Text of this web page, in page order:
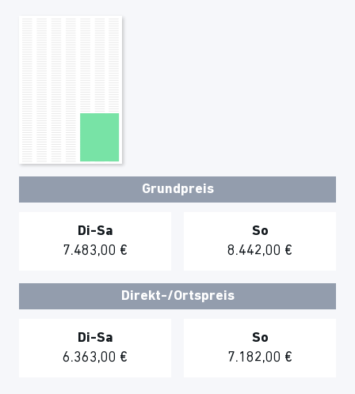
Grundpreis
Di-Sa
7.483,00 €
So
8.442,00 €
Direkt-/Ortspreis
Di-Sa
6.363,00 €
So
7.182,00 €